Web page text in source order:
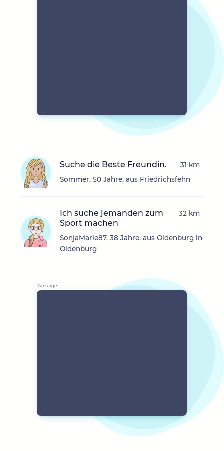
Suche die Beste Freundin.
Sommer, 50 Jahre, aus Friedrichsfehn
31 km
Ich suche jemanden zum
Sport machen
SonjaMarie87, 38 Jahre, aus Oldenburg in
Oldenburg
32 km